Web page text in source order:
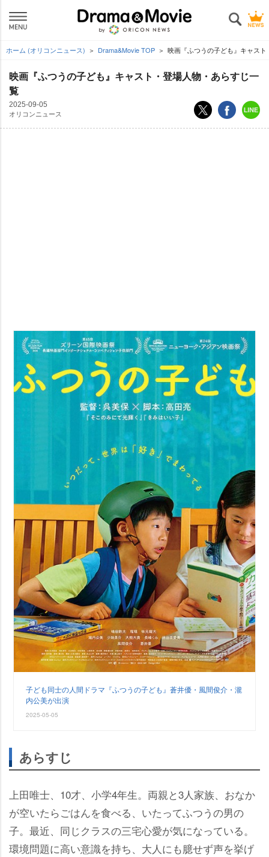
ホーム (オリコンニュース) Drama&Movie TOP 映画『ふつうの子ども』キャス
映画『ふつうの子ども』キャスト・登場人物・あらすじ一
覧
2025-09-05
オリコンニュース
子ども同士の人間ドラマ『ふつうの子ども』蒼井優・風間俊介・瀧
内公美が出演
2025-05-05
あらすじ
上田唯士、10才、小学4年生。両親と3人家族、おなか
が空いたらごはんを食べる、いたってふつうの男の
子。最近、同じクラスの三宅心愛が気になっている。
環境問題に高い意識を持ち、大人にも臆せず声を挙げ